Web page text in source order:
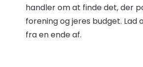
handler om at finde det, der
forening og jeres budget. Lad
fra en ende af.